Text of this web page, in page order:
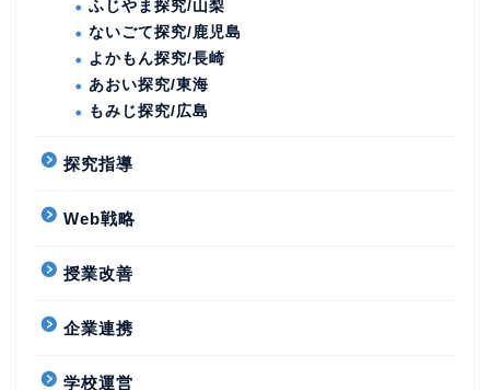
ふじやま探究/山梨
ないごて探究/鹿児島
よかもん探究/長崎
あおい探究/東海
もみじ探究/広島
探究指導
Web戦略
授業改善
企業連携
学校運営